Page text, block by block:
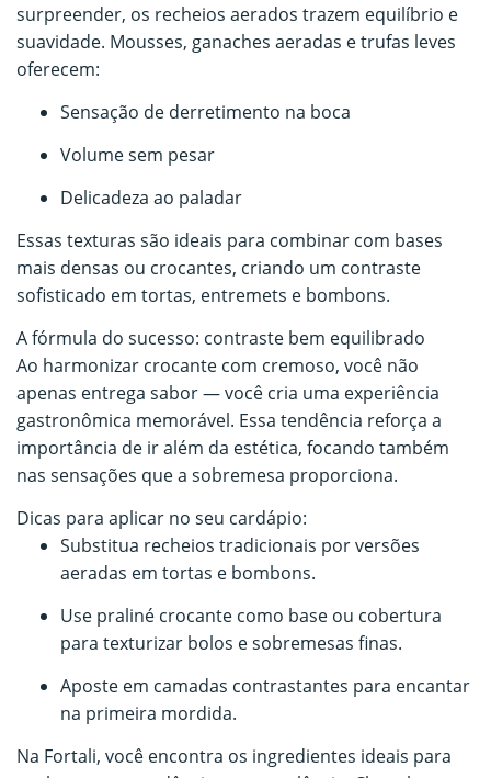
surpreender, os recheios aerados trazem equilíbrio e
suavidade. Mousses, ganaches aeradas e trufas leves
oferecem:
Sensação de derretimento na boca
Volume sem pesar
Delicadeza ao paladar
Essas texturas são ideais para combinar com bases
mais densas ou crocantes, criando um contraste
sofisticado em tortas, entremets e bombons.
A fórmula do sucesso: contraste bem equilibrado
Ao harmonizar crocante com cremoso, você não
apenas entrega sabor — você cria uma experiência
gastronômica memorável. Essa tendência reforça a
importância de ir além da estética, focando também
nas sensações que a sobremesa proporciona.
Dicas para aplicar no seu cardápio:
Substitua recheios tradicionais por versões
aeradas em tortas e bombons.
Use praliné crocante como base ou cobertura
para texturizar bolos e sobremesas finas.
Aposte em camadas contrastantes para encantar
na primeira mordida.
Na Fortali, você encontra os ingredientes ideais para